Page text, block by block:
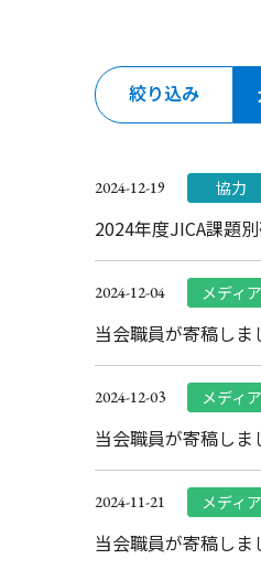
絞り込み
2024-12-19 協力
2024年度JICA課題
2024-12-04 メディア
当会職員が寄稿しま
2024-12-03 メディア
当会職員が寄稿しま
2024-11-21 メディア
当会職員が寄稿しま